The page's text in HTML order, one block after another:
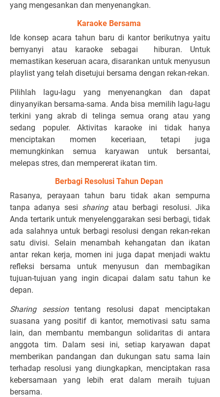
yang mengesankan dan menyenangkan.
Karaoke Bersama
Ide konsep acara tahun baru di kantor berikutnya yaitu
bernyanyi atau karaoke sebagai hiburan. Untuk
memastikan keseruan acara, disarankan untuk menyusun
playlist yang telah disetujui bersama dengan rekan-rekan.
Pilihlah lagu-lagu yang menyenangkan dan dapat
dinyanyikan bersama-sama. Anda bisa memilih lagu-lagu
terkini yang akrab di telinga semua orang atau yang
sedang populer. Aktivitas karaoke ini tidak hanya
menciptakan momen keceriaan, tetapi juga
memungkinkan semua karyawan untuk bersantai,
melepas stres, dan mempererat ikatan tim.
Berbagi Resolusi Tahun Depan
Rasanya, perayaan tahun baru tidak akan sempurna
tanpa adanya sesi sharingatau berbagi resolusi. Jika
Anda tertarik untuk menyelenggarakan sesi berbagi, tidak
ada salahnya untuk berbagi resolusi dengan rekan-rekan
satu divisi. Selain menambah kehangatan dan ikatan
antar rekan kerja, momen ini juga dapat menjadi waktu
refleksi bersama untuk menyusun dan membagikan
tujuan-tujuan yang ingin dicapai dalam satu tahun ke
depan.
Sharing sessiontentang resolusi dapat menciptakan
suasana yang positif di kantor, memotivasi satu sama
lain, dan membantu membangun solidaritas di antara
anggota tim. Dalam sesi ini, setiap karyawan dapat
memberikan pandangan dan dukungan satu sama lain
terhadap resolusi yang diungkapkan, menciptakan rasa
kebersamaan yang lebih erat dalam meraih tujuan
bersama.